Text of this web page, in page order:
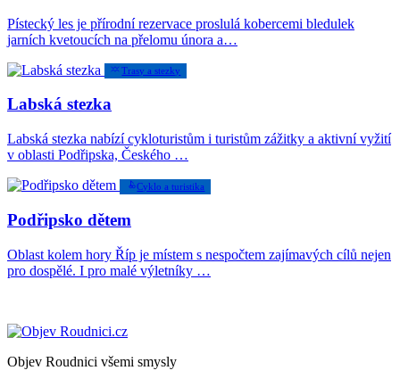
Pístecký les je přírodní rezervace proslulá kobercemi bledulek
jarních kvetoucích na přelomu února a…
Trasy a stezky
Labská stezka
Labská stezka nabízí cykloturistům i turistům zážitky a aktivní vyžití
v oblasti Podřipska, Českého …
Cyklo a turistika
Podřipsko dětem
Oblast kolem hory Říp je místem s nespočtem zajímavých cílů nejen
pro dospělé. I pro malé výletníky …
Objev Roudnici všemi smysly